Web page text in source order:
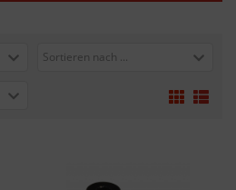
Sortieren nach ...